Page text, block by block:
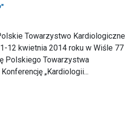
Towarzystwo Kardiologiczne
12 kwietnia 2014 roku w Wiśle 77
Polskiego Towarzystwa
„Kardiologii...